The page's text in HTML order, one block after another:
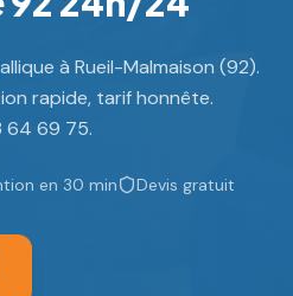
à Rueil-Malmaison (92).
rapide, tarif honnête.
64 69 75.
en 30 min Devis gratuit